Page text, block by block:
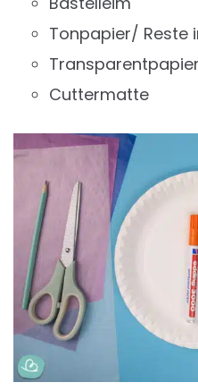
Tonpapier/ Reste
Transparentpapier
Cuttermatte